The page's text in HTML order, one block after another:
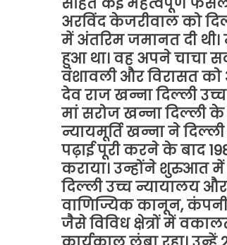
अरविंद केजरीवाल को
में अंतरिम जमानत दी थी।
हुआ था। वह अपने चाचा
वंशावली और विरासत को
देव राज खन्ना दिल्ली
मां सरोज खन्ना दिल्ली के
न्यायमूर्ति खन्ना ने
पढ़ाई पूरी करने के बाद
कराया। उन्होंने शुरुआत में
दिल्ली उच्च न्यायालय
वाणिज्यिक कानून,
जैसे विविध क्षेत्रों में